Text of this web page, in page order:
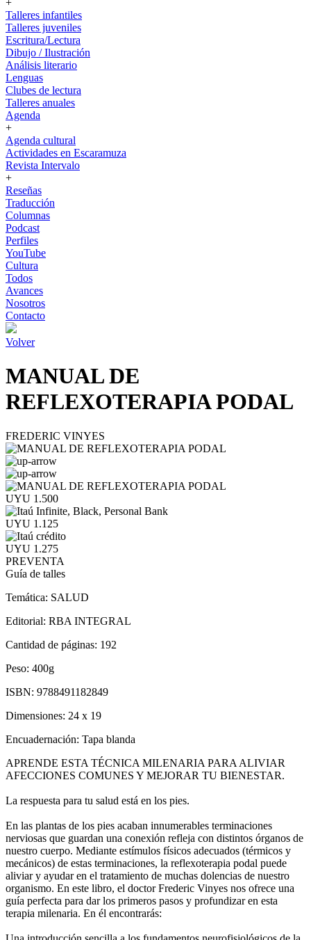
+
Talleres infantiles
Talleres juveniles
Escritura/Lectura
Dibujo / Ilustración
Análisis literario
Lenguas
Clubes de lectura
Talleres anuales
Agenda
+
Agenda cultural
Actividades en Escaramuza
Revista Intervalo
+
Reseñas
Traducción
Columnas
Podcast
Perfiles
YouTube
Cultura
Todos
Avances
Nosotros
Contacto
Volver
MANUAL DE
REFLEXOTERAPIA PODAL
FREDERIC VINYES
UYU 1.500
UYU 1.125
UYU 1.275
PREVENTA
Guía de talles
Temática: SALUD
Editorial: RBA INTEGRAL
Cantidad de páginas: 192
Peso: 400g
ISBN: 9788491182849
Dimensiones: 24 x 19
Encuadernación: Tapa blanda
APRENDE ESTA TÉCNICA MILENARIA PARA ALIVIAR
AFECCIONES COMUNES Y MEJORAR TU BIENESTAR.
La respuesta para tu salud está en los pies.
En las plantas de los pies acaban innumerables terminaciones
nerviosas que guardan una conexión refleja con distintos órganos de
nuestro cuerpo. Mediante estímulos físicos adecuados (térmicos y
mecánicos) de estas terminaciones, la reflexoterapia podal puede
aliviar y ayudar en el tratamiento de muchas dolencias de nuestro
organismo. En este libro, el doctor Frederic Vinyes nos ofrece una
guía perfecta para dar los primeros pasos y profundizar en esta
terapia milenaria. En él encontrarás: